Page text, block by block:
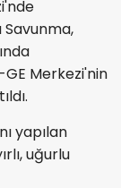
Savunma,
GE Merkezi'nin
yapılan
uğurlu